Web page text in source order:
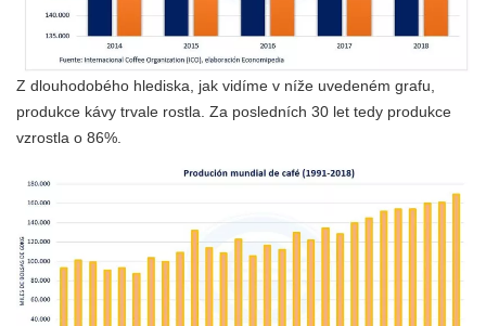
Z dlouhodobého hlediska, jak vidíme v níže uvedeném grafu,
produkce kávy trvale rostla. Za posledních 30 let tedy produkce
vzrostla o 86%.